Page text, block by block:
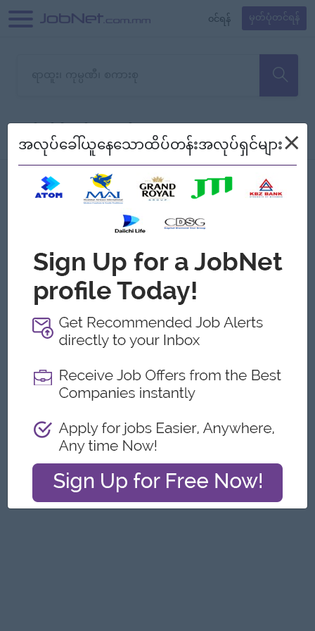
၀င်ရန် မှတ်ပုံတင်ရန်
သော အလုပ်မရှိသေးပါ။
စစ်ရန် စဉ်၍ကြည့်မည်
Myanmar
အလုပ်ခေါ်ယူနေသောထိပ်တန်းအလုပ်ရှင်များ×